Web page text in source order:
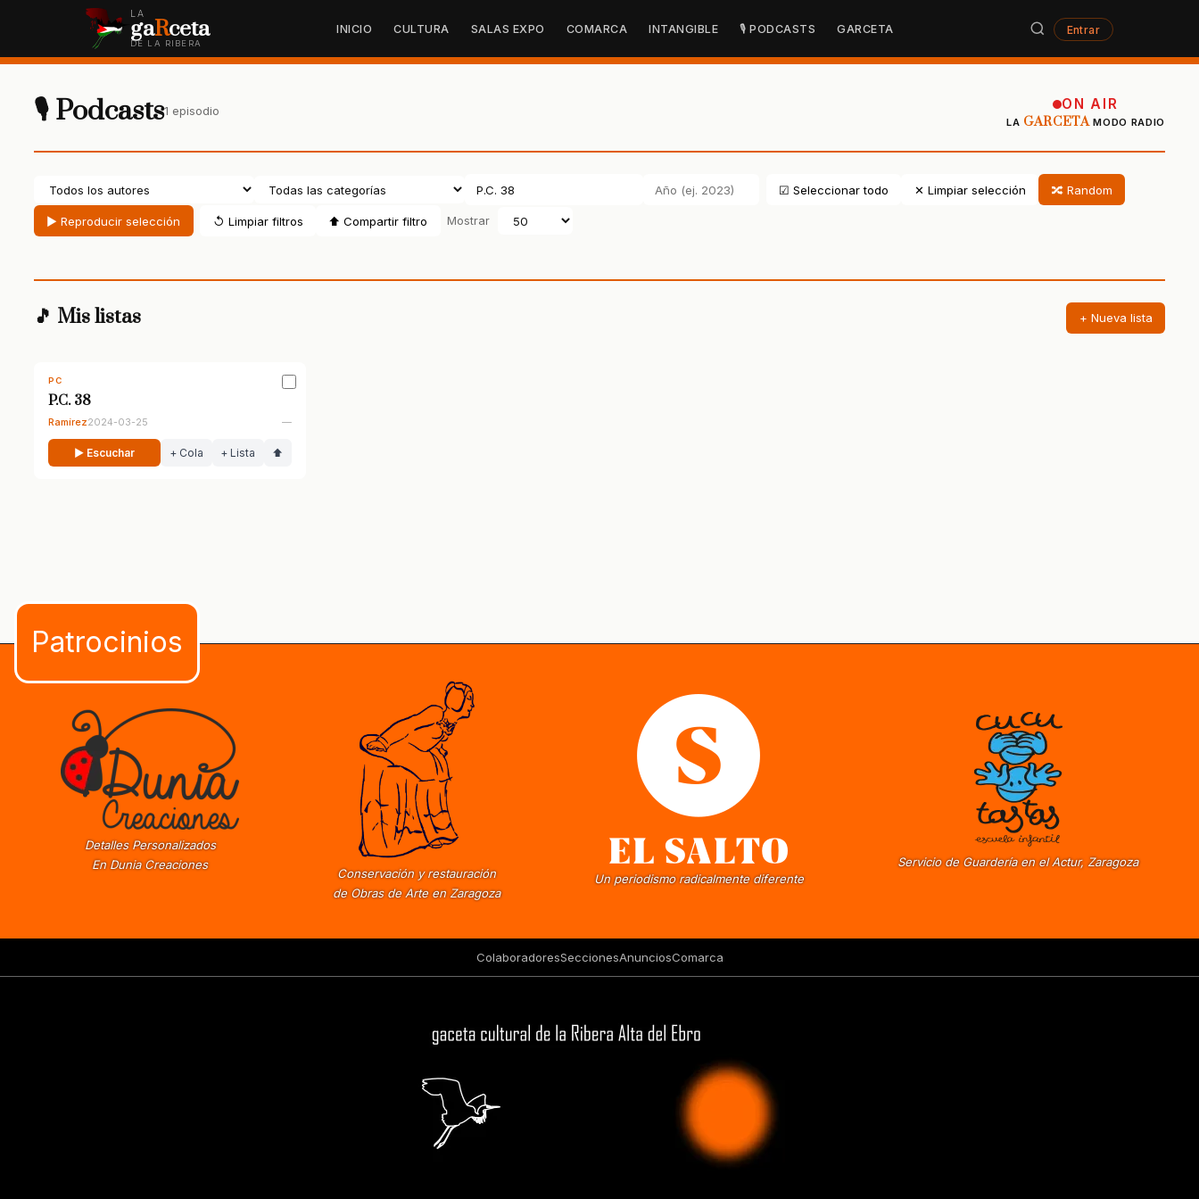
LA
gaRceta
DE LA RIBERA
INICIO CULTURA SALAS EXPO COMARCA INTANGIBLE 🎙 PODCASTS GARCETA Entrar
🎙 Podcasts1 episodio ON AIR
LA GARCETAMODO RADIO
☑ Seleccionar todo ✕ Limpiar selección 🔀 Random
▶ Reproducir selección ↺ Limpiar filtros ⬆ Compartir filtro Mostrar
🎵 Mis listas + Nueva lista
PC
P.C. 38
Ramírez2024-03-25 —
▶ Escuchar + Cola + Lista ⬆
Detalles Personalizados
En Dunia Creaciones
Conservación y restauración
de Obras de Arte en Zaragoza
Un periodismo radicalmente diferente
Servicio de Guardería en el Actur, Zaragoza
ColaboradoresSeccionesAnunciosComarca